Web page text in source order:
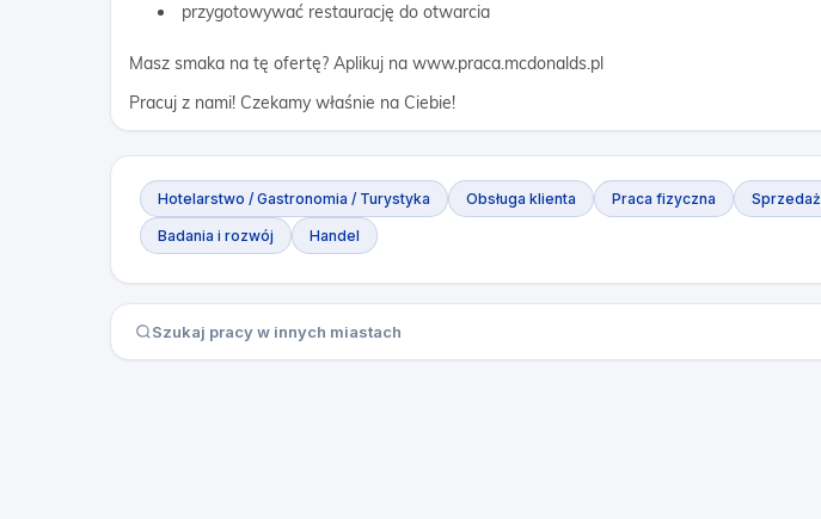
przygotowywać restaurację do otwarcia
Masz smaka na tę ofertę? Aplikuj na www.praca.mcdonalds.pl
Pracuj z nami! Czekamy właśnie na Ciebie!
Hotelarstwo / Gastronomia / Turystyka Obsługa klienta Praca fizyczna Sprzedaż
Badania i rozwój Handel
Szukaj pracy w innych miastach